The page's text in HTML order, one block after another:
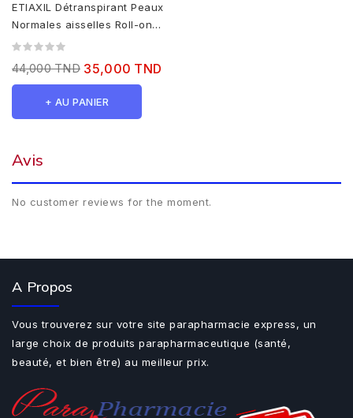
ETIAXIL Détranspirant Peaux
Normales aisselles Roll-on
15ml
44,000 TND 35,000 TND
+ AU PANIER
Avis
No customer reviews for the moment.
A Propos
Vous trouverez sur votre site parapharmacie express, un
large choix de produits parapharmaceutique (santé,
beauté, et bien être) au meilleur prix.